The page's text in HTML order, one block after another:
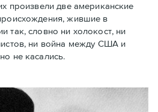
произвели две американские
жившие в
так, словно ни холокост, ни
ни война между США и
не касались.